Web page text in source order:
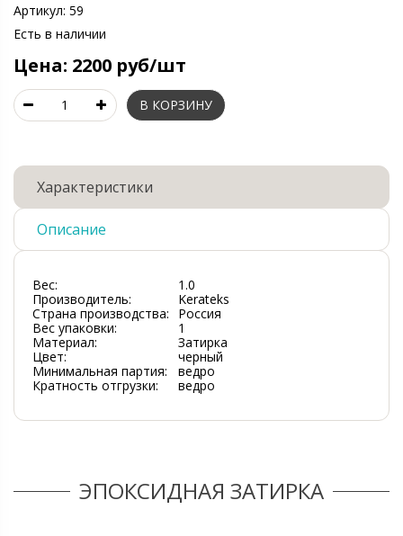
Артикул: 59
Есть в наличии
Цена: 2200 руб/шт
Характеристики
Описание
Вес:
1.0
Производитель:
Kerateks
Страна производства:
Россия
Вес упаковки:
1
Материал:
Затирка
Цвет:
черный
Минимальная партия:
ведро
Кратность отгрузки:
ведро
ЭПОКСИДНАЯ ЗАТИРКА